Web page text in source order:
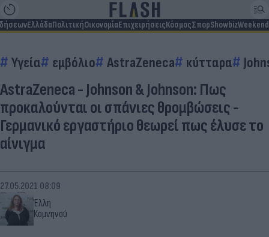
ΕλλάδαΠολιτικήΟικονομίαΕπιχειρήσειςΚόσμοςΣπορShowbizWeekend
Υγεία εμβόλιο AstraZeneca κύτταρα
AstraZeneca - Johnson & Johnson: Πως
προκαλούνται οι σπάνιες θρομβώσεις -
Γερμανικό εργαστήριο θεωρεί πως έλυσε το
αίνιγμα
Έλλη
Κομνηνού
27.05.2021 08:09